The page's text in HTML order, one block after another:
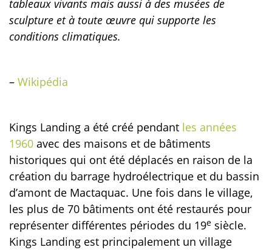
tableaux vivants mais aussi à des musées de
sculpture et à toute œuvre qui supporte les
conditions climatiques.
– Wikipédia
Kings Landing a été créé pendant les années
1960 avec des maisons et de bâtiments
historiques qui ont été déplacés en raison de la
création du barrage hydroélectrique et du bassin
d’amont de Mactaquac. Une fois dans le village,
les plus de 70 bâtiments ont été restaurés pour
représenter différentes périodes du 19e siècle.
Kings Landing est principalement un village